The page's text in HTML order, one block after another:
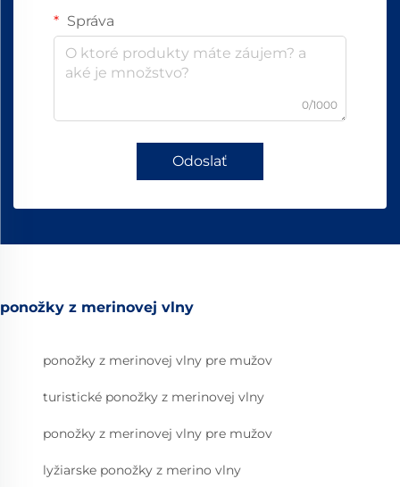
Správa
0/1000
Odoslať
ponožky z merinovej vlny
ponožky z merinovej vlny pre mužov
turistické ponožky z merinovej vlny
ponožky z merinovej vlny pre mužov
lyžiarske ponožky z merino vlny